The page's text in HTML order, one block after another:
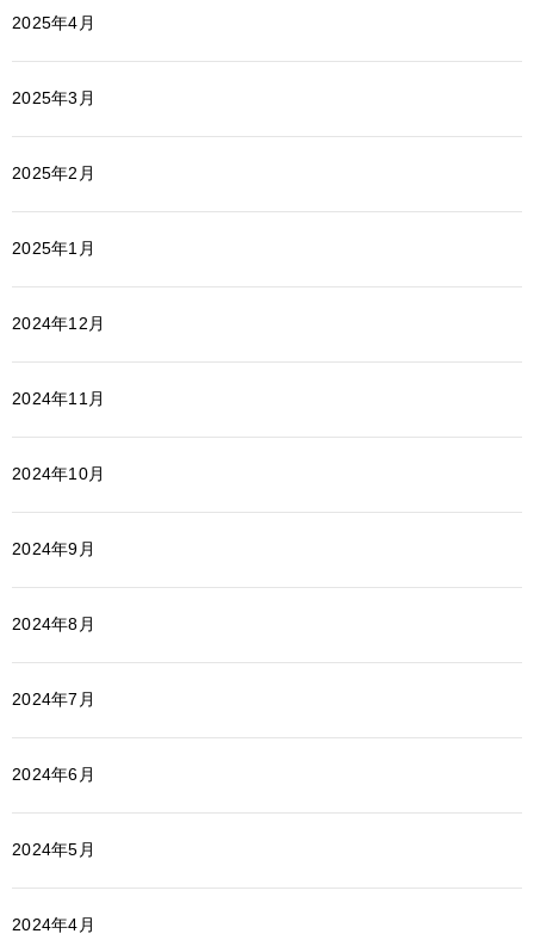
2025年4月
2025年3月
2025年2月
2025年1月
2024年12月
2024年11月
2024年10月
2024年9月
2024年8月
2024年7月
2024年6月
2024年5月
2024年4月